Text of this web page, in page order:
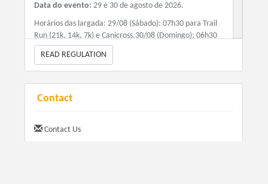
R$ 237.00
+ Taxa de Serviço (Quando houver)
Trail 21 km - Kit Prata
R$ 287.00
+ Taxa de Serviço (Quando houver)
R$ 67.00
Data do evento: 29 e 30 de agosto de 2026.
Horários das largada: 29/08 (Sábado): 07h30 para Trail
Run (21k, 14k, 7k) e Canicross.30/08 (Domingo): 06h30
para Corrida de rua 21k; 08h00 para 10k, 5k e
Caminhada.
5km, Canicross 4km, Cãominhada, Kids, Hike and Fly e
READ REGULATION
Contact
Contact Us